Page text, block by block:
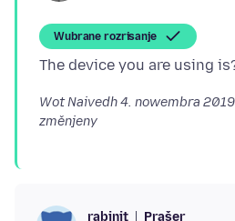
Wubrane rozrisanje
Wot Naivedh4. nowembra
změnjeny
rabinit Prašer